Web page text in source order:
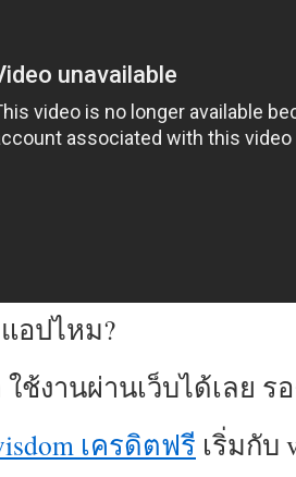
อปไหม?
ช้งานผ่านเว็บได้เลย ร
เครดิตฟรี เริ่มกับ